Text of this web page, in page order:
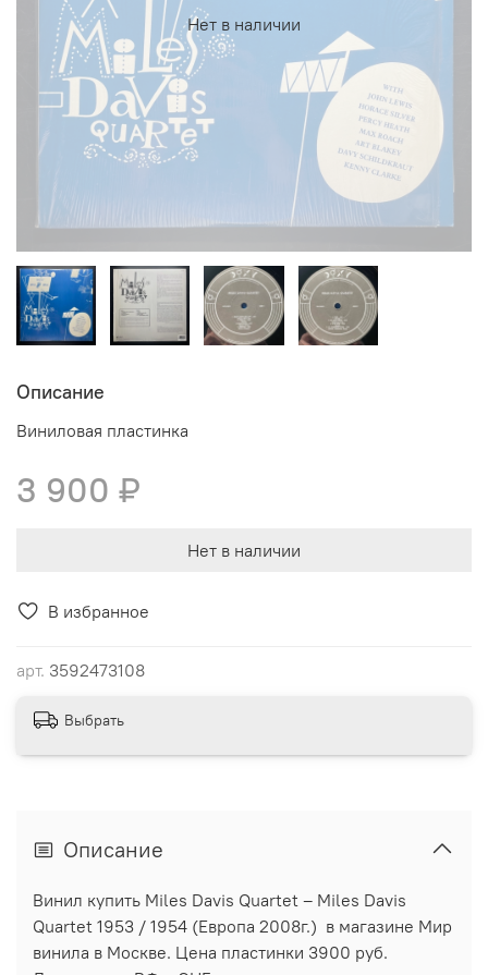
В избранное
арт. 3592473108
Нет в наличии
Описание
Виниловая пластинка
3 900 ₽
Нет в наличии
Выбрать
Описание
Винил купить Miles Davis Quartet – Miles Davis
Quartet 1953 / 1954 (Европа 2008г.) в магазине Мир
винила в Москве. Цена пластинки 3900 руб.